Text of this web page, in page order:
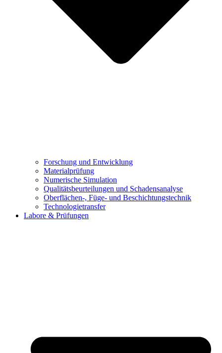
Forschung und Entwicklung
Materialprüfung
Numerische Simulation
Qualitätsbeurteilungen und Schadensanalyse
Oberflächen-, Füge- und Beschichtungstechnik
Technologietransfer
Labore & Prüfungen